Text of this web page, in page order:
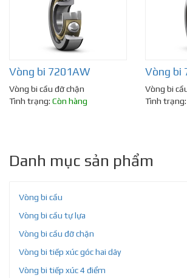
Vòng bi 7201AW
Vòng bi cầu đỡ chặn
Tình trạng: Còn hàng
Vòng bi
Vòng bi
Tình trạng:
Danh mục sản phẩm
Vòng bi cầu
Vòng bi cầu tự lựa
Vòng bi cầu đỡ chặn
Vòng bi tiếp xúc góc hai dãy
Vòng bi tiếp xúc 4 điểm